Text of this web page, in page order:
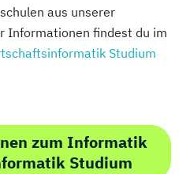
aus unserer
Informationen findest du im
Studium
zum Informatik
Studium